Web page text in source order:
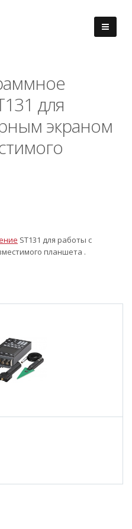
для
экраном
ST131 для работы с
планшета .